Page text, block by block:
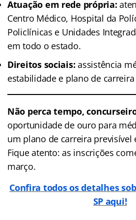
Atuação em rede própria:
Centro Médico, Hospital da
Policlínicas e Unidades
em todo o estado.
Direitos sociais: assistência
estabilidade e plano de
Não perca tempo,
oportunidade de ouro para
um plano de carreira previsível
Fique atento: as inscrições
março.
Confira todos os detalhes
SP aqui!